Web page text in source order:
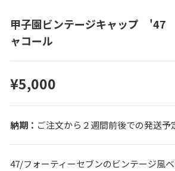
甲子園ビンテージキャップ
ャコール
¥5,000
ご注文から２週間前後での発送予
47/フォーティーセブンのビンテージ風